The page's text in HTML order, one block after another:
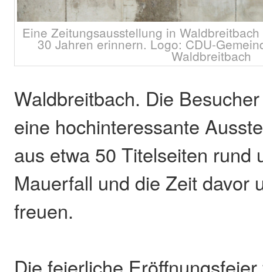
Eine Zeitungsausstellung in
30 Jahren erinnern. Logo: CDU-
Waldbreitbach
Waldbreitbach. Die
eine hochinteressante
aus etwa 50 Titelseiten rund
Mauerfall und die Zeit davor
freuen.